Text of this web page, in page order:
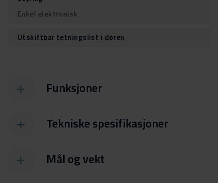
Enkel elektronisk
Utskiftbar tetningslist i døren
Funksjoner
Tekniske spesifikasjoner
Mål og vekt